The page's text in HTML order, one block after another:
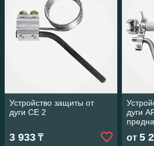
Устройство защиты от
дуги CE 2
3 933 ₸
дуги
СИП-3
от 5